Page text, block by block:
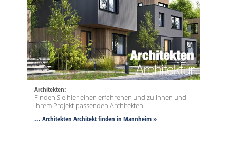
Architekten:
Finden Sie hier einen erfahrenen und zu Ihnen und
Ihrem Projekt passenden Architekten.
... Architekten Architekt finden in Mannheim »